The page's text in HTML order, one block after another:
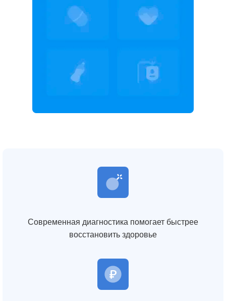
Современная диагностика помогает быстрее
восстановить здоровье